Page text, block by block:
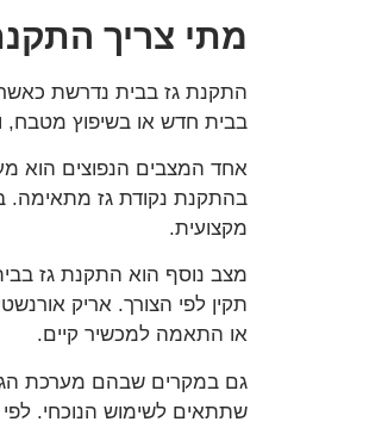
מתי צריך
התקנת גז בבית נדרשת
בבית חדש או בשיפוץ מטבח,
אחד המצבים הנפוצים הוא
בהתקנת נקודת גז מתאימה.
מקצועית.
מצב נוסף הוא התקנת גז
תקין לפי הצורך. אריק
או התאמה למכשיר קיים.
גם במקרים שבהם מערכת הגז
שתתאים לשימוש הנוכחי.